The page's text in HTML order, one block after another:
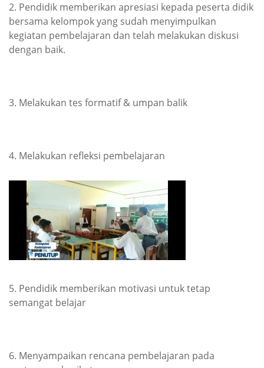
2. Pendidik memberikan apresiasi kepada peserta didik
bersama kelompok yang sudah menyimpulkan
kegiatan pembelajaran dan telah melakukan diskusi
dengan baik.
3. Melakukan tes formatif & umpan balik
4. Melakukan refleksi pembelajaran
5. Pendidik memberikan motivasi untuk tetap
semangat belajar
6. Menyampaikan rencana pembelajaran pada